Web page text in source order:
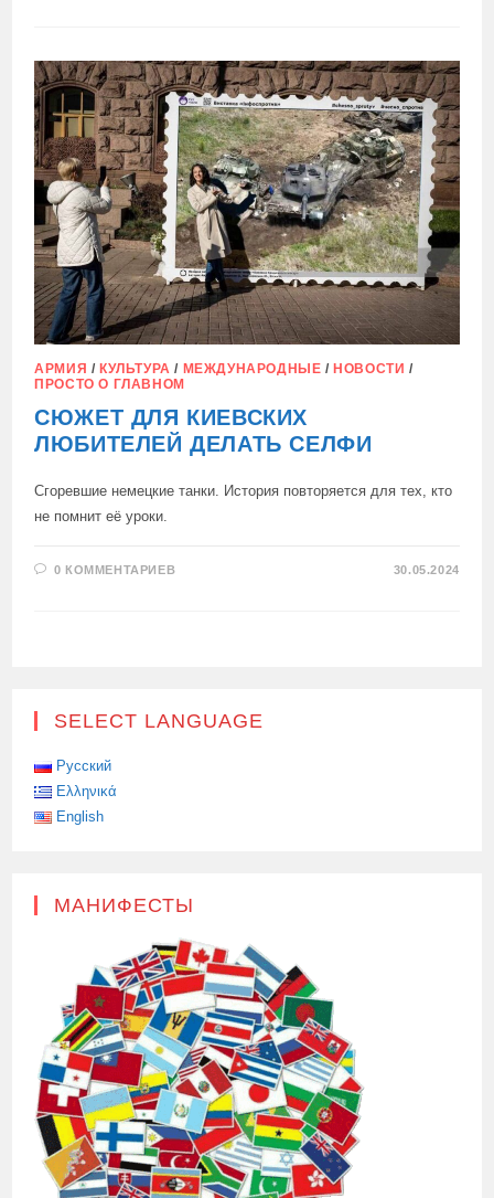
АРМИЯ / КУЛЬТУРА / МЕЖДУНАРОДНЫЕ / НОВОСТИ /
ПРОСТО О ГЛАВНОМ
СЮЖЕТ ДЛЯ КИЕВСКИХ
ЛЮБИТЕЛЕЙ ДЕЛАТЬ СЕЛФИ
Сгоревшие немецкие танки. История повторяется для тех, кто
не помнит её уроки.
0 КОММЕНТАРИЕВ 30.05.2024
SELECT LANGUAGE
Русский
Ελληνικά
English
МАНИФЕСТЫ